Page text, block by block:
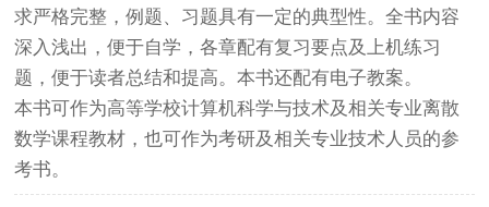
求严格完整，例题、习题具有一定的典型性。全书内容
深入浅出，便于自学，各章配有复习要点及上机练习
题，便于读者总结和提高。本书还配有电子教案。
本书可作为高等学校计算机科学与技术及相关专业离散
数学课程教材，也可作为考研及相关专业技术人员的参
考书。